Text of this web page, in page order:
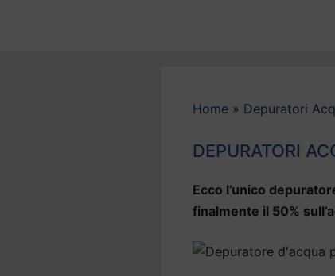
Home » Depuratori
DEPURATORI
Ecco l’unico
finalmente il 50%